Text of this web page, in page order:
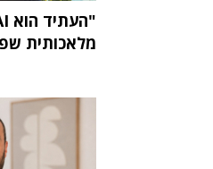
מלאכותית